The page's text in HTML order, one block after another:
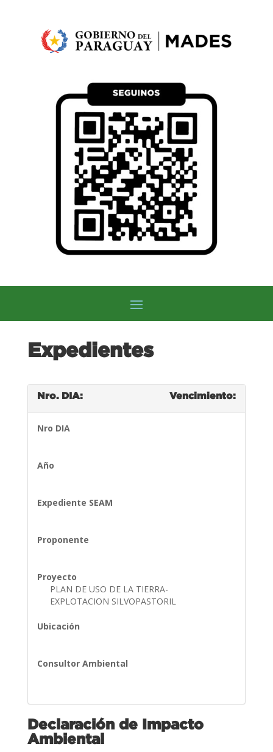
Expedientes
Nro. DIA: Vencimiento:
Nro DIA
Año
Expediente SEAM
Proponente
Proyecto
PLAN DE USO DE LA TIERRA-
EXPLOTACION SILVOPASTORIL
Ubicación
Consultor Ambiental
Declaración de Impacto
Ambiental